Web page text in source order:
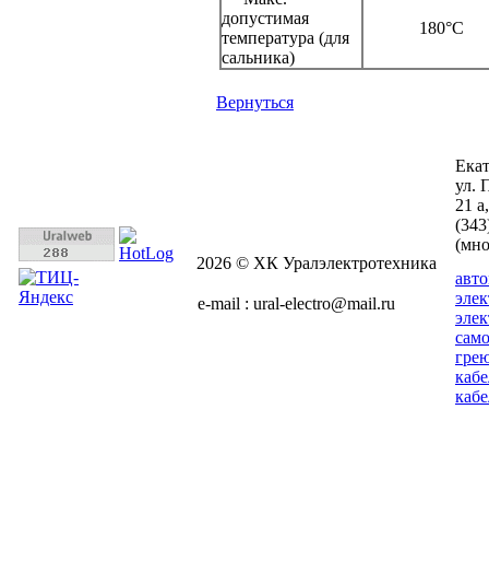
допустимая
температура (для
сальника)
180°C
Вернуться
2026 © ХК Уралэлектротехника
e-mail : ural-electro@mail.ru
ул.
21